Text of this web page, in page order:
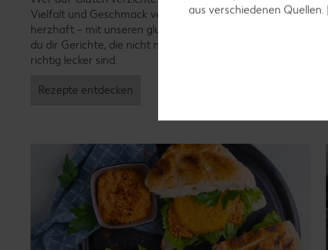
Vielfalt und Geschmack verzichten. Ob süß oder
herzhaft – mit unseren glutenfreien Rezepten zauberst
du dir Gerichte, die nicht nur verträglich, sondern auch
richtig lecker sind.
Rezepte entdecken
aus verschiedenen Quellen.